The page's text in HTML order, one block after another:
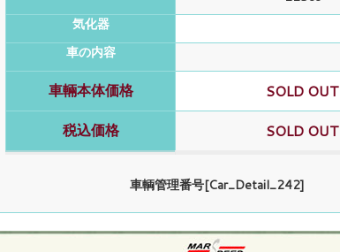
気化器
車の内容
車輛本体価格
SOLD OUT
税込価格
SOLD OUT
車輌管理番号[Car_Detail_242]